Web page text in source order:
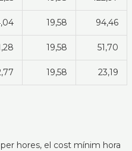
19,58 94,46
19,58 51,70
19,58 23,19
hores, el cost mínim hora